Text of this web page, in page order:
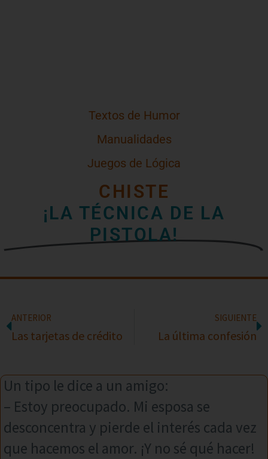
Textos de Humor
Manualidades
Juegos de Lógica
CHISTE
¡LA TÉCNICA DE LA
PISTOLA!
ANTERIOR
Las tarjetas de crédito
SIGUIENTE
La última confesión
Un tipo le dice a un amigo:
– Estoy preocupado. Mi esposa se
desconcentra y pierde el interés cada vez
que hacemos el amor. ¡Y no sé qué hacer!